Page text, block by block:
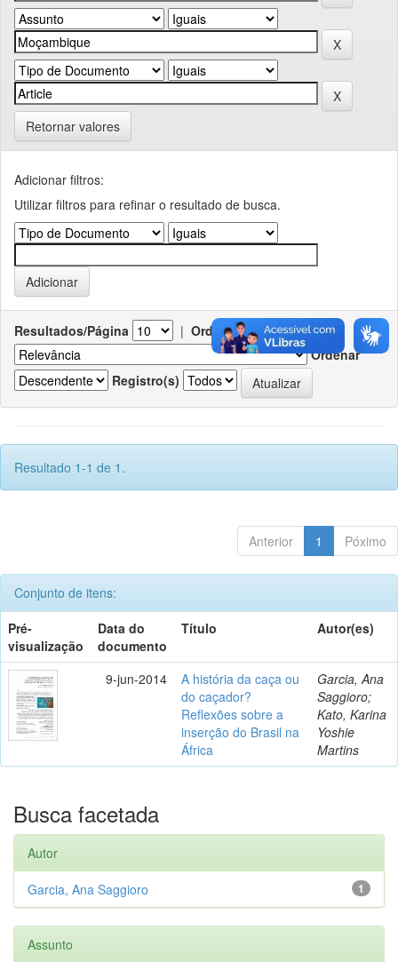
Retornar valores
Adicionar filtros:
Utilizar filtros para refinar o resultado de busca.
Resultados/Página | Ordenar registros por
Ordenar
Registro(s)
Resultado 1-1 de 1.
Anterior 1 Póximo
Conjunto de itens:
Pré-
visualização
Data do
documento
Título Autor(es)
9-jun-2014
A história da caça ou
do caçador?
Reflexões sobre a
inserção do Brasil na
África
Garcia, Ana
Saggioro;
Kato, Karina
Yoshie
Martins
Busca facetada
Autor
1
Garcia, Ana Saggioro
Assunto